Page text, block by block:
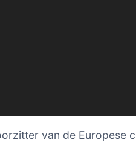
van de Europese